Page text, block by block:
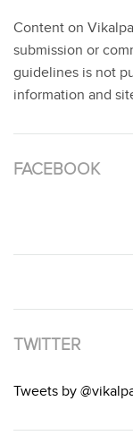
Content on
submission or
guidelines is not
information and
FACEBOOK
TWITTER
Tweets by